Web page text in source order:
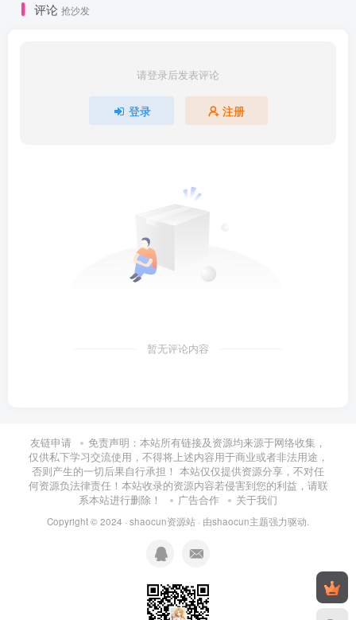
评论 抢沙发
请登录后发表评论
登录 注册
暂无评论内容
友链申请
免责声明：本站所有链接及资源均来源于网络收集，
仅供私下学习交流使用，不得将上述内容用于商业或者非法用途，
否则产生的一切后果自行承担！ 本站仅仅提供资源分享，不对任
何资源负法律责任！本站收录的资源内容若侵害到您的利益，请联
系本站进行删除！
广告合作 关于我们
Copyright © 2024 · shaocun资源站 · 由shaocun主题强力驱动.